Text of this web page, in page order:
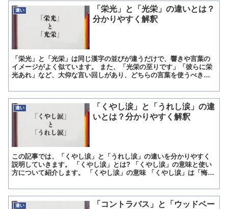
違い
「栄光」と「光栄」の違いとは？
分かりやすく解釈
「栄光」と「光栄」は同じ漢字の並びが違うだけで、響きや言葉の
イメージがよく似ています。 また、「光栄の至りです」「彼らに栄
光あれ」など、大仰な言い回しがあり、どちらの言葉を使うべきか
違い
「くやし涙」と「うれし涙」の違
いとは？分かりやすく解釈
この記事では、「くやし涙」と「うれし涙」の違いを分かりやすく
説明していきます。 「くやし涙」とは? 「くやし涙」の意味と使い
方について紹介します。 「くやし涙」の意味 「くやし涙」は「悔し
違い
「コントラバス」と「ウッドベー